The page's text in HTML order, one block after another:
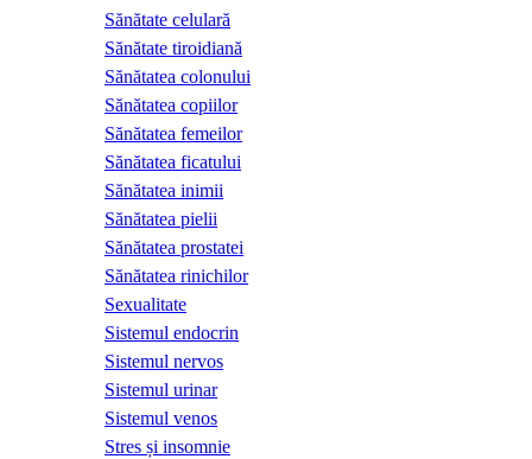
Sănătate celulară
Sănătate tiroidiană
Sănătatea colonului
Sănătatea copiilor
Sănătatea femeilor
Sănătatea ficatului
Sănătatea inimii
Sănătatea pielii
Sănătatea prostatei
Sănătatea rinichilor
Sexualitate
Sistemul endocrin
Sistemul nervos
Sistemul urinar
Sistemul venos
Stres și insomnie